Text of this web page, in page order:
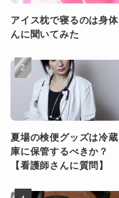
アイス枕で寝るのは身
んに聞いてみた
夏場の検便グッズは冷蔵
庫に保管するべきか？
【看護師さんに質問】